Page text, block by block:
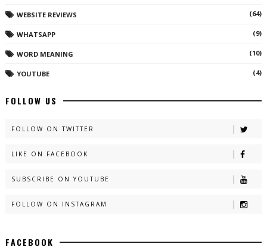
WEBSITE REVIEWS (64)
WHATSAPP (9)
WORD MEANING (10)
YOUTUBE (4)
FOLLOW US
FOLLOW ON TWITTER
LIKE ON FACEBOOK
SUBSCRIBE ON YOUTUBE
FOLLOW ON INSTAGRAM
FACEBOOK